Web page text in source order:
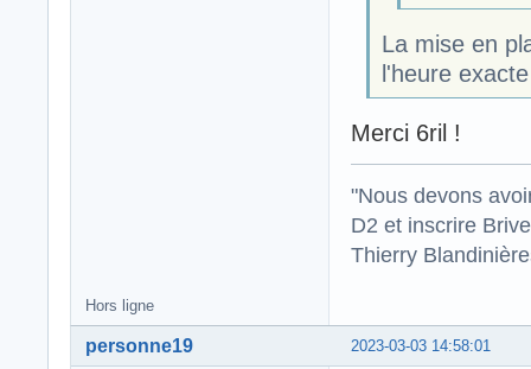
La mise en
l'heure
Merci 6ril !
"Nous devons
D2 et inscrire
Thierry
Hors ligne
2023-03-03 14:58:01
personne19